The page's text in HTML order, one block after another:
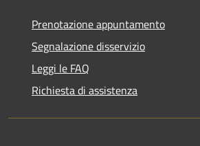
Prenotazione appuntamento
Segnalazione disservizio
Leggi le FAQ
Richiesta di assistenza